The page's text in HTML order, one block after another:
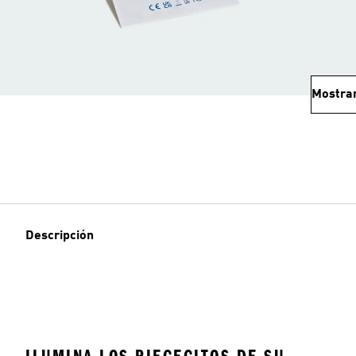
Descripción